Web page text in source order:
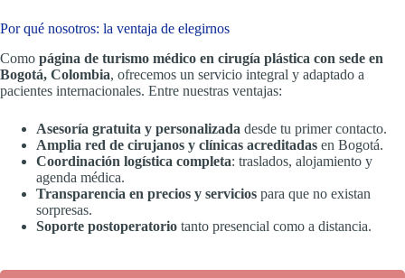
Por qué nosotros: la ventaja de elegirnos
Como página de turismo médico en cirugía plástica con sede en
Bogotá, Colombia, ofrecemos un servicio integral y adaptado a
pacientes internacionales. Entre nuestras ventajas:
Asesoría gratuita y personalizada desde tu primer contacto.
Amplia red de cirujanos y clínicas acreditadas en Bogotá.
Coordinación logística completa: traslados, alojamiento y
agenda médica.
Transparencia en precios y servicios para que no existan
sorpresas.
Soporte postoperatorio tanto presencial como a distancia.